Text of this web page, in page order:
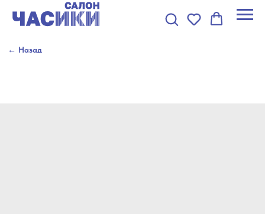
← Назад